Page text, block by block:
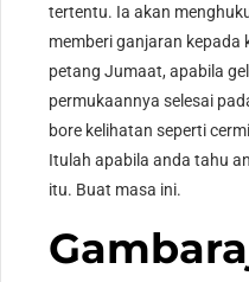
tertentu. Ia akan
memberi ganjaran kepada
petang Jumaat, apabila
permukaannya selesai
bore kelihatan seperti
Itulah apabila anda tahu
itu. Buat masa ini.